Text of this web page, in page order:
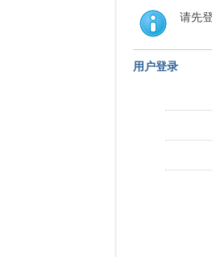
请先
用户登录